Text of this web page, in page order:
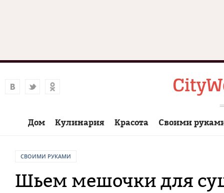
Дом Кулинария Красота Своими
СВОИМИ РУКАМИ
Шьем мешочки для